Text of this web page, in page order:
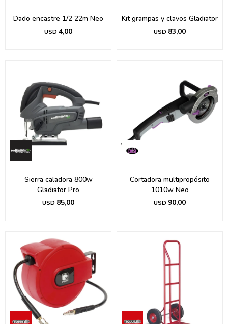
Dado encastre 1/2 22m Neo
USD 4,00
Kit grampas y clavos Gladiator
USD 83,00
Sierra caladora 800w
Gladiator Pro
USD 85,00
Cortadora multipropósito
1010w Neo
USD 90,00